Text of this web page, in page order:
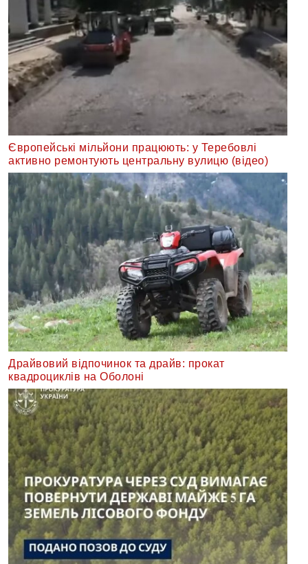
Європейські мільйони працюють: у Теребовлі
активно ремонтують центральну вулицю (відео)
Драйвовий відпочинок та драйв: прокат
квадроциклів на Оболоні